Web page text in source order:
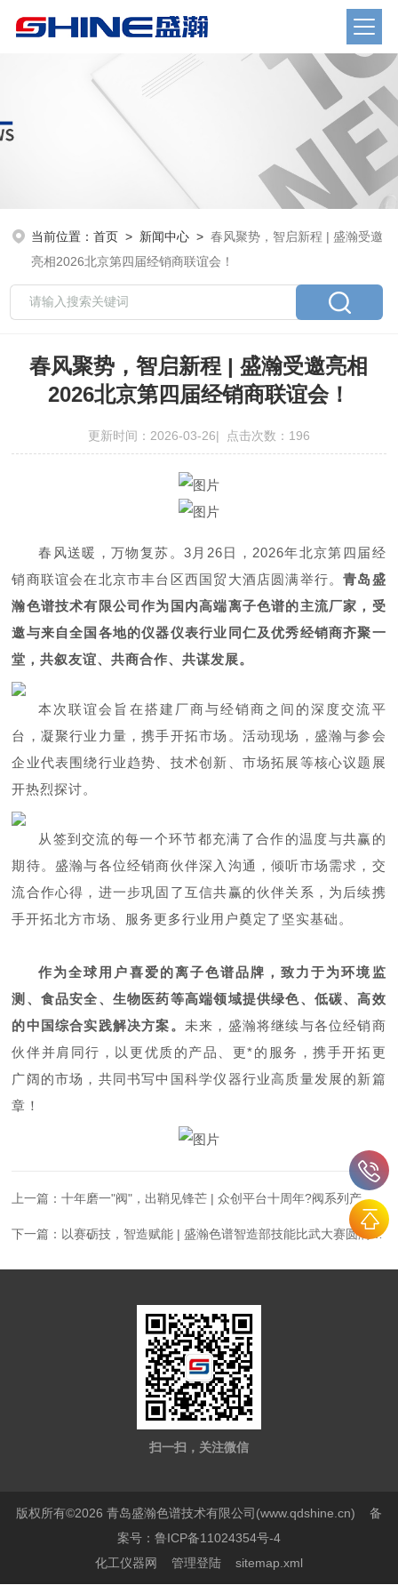
当前位置：首页 > 新闻中心 >春风聚势，智启新程 | 盛瀚受邀
亮相2026北京第四届经销商联谊会！
春风聚势，智启新程 | 盛瀚受邀亮相
2026北京第四届经销商联谊会！
更新时间：2026-03-26| 点击次数：196
春风送暖，万物复苏。3月26日 ，2026年北京第四届经
销商联谊会在北京市丰台 区西国贸大酒店圆满举行。青岛盛
瀚色谱技术有限公司作为国内高端离子色谱的主流厂家，受
邀与来自全国各地的仪器仪表行业同仁及优秀经销商齐聚一
堂，共叙友谊、共商合作、共谋发展。
本次联谊会旨在搭建厂商与经销商之间的深度交流平
台，凝聚行业力量，携手开拓市场。活动现场，盛瀚与参会
企业代表围绕行业趋势、技术创新、市场拓展等核心议题展
开热烈探讨。
从签到交流的每一个环节都充满了合作的温度与共赢的
期待。盛瀚与各位经销商伙伴深入沟通，倾听市场需求，交
流合作心得，进一步巩固了互信共赢的伙伴关系，为后续携
手开拓北方市场、服务更多行业用户奠定了坚实基础。
作为全球用户喜爱的离子色谱品牌，致力于为环境监
测、食品安全、生物医药等高端领域提供绿色、低碳、高效
的中国综合实践解决方案。 未来，盛瀚将继续与各位经销商
伙伴并肩同行，以更优质的产品、更*的服务，携手开拓更
广阔的市场，共同书写中国科学仪器行业高质量发展的新篇
章！
上一篇：十年磨一"阀"，出鞘见锋芒 | 众创平台十周年?阀系列产品篇
下一篇： 以赛砺技，智造赋能 | 盛瀚色谱智造部技能比武大赛圆满落幕！
扫一扫，关注微信
版权所有©2026 青岛盛瀚色谱技术有限公司(www.qdshine.cn) 备
案号：鲁ICP备11024354号-4
化工仪器网
管理登陆 sitemap.xml